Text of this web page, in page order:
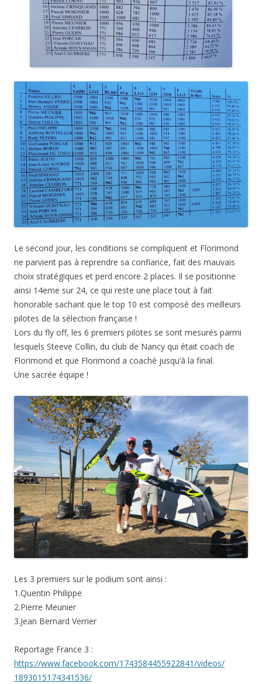
Le second jour, les conditions se compliquent et Florimond
ne parvient pas à reprendre sa confiance, fait des mauvais
choix stratégiques et perd encore 2 places. Il se positionne
ainsi 14eme sur 24, ce qui reste une place tout à fait
honorable sachant que le top 10 est composé des meilleurs
pilotes de la sélection française !
Lors du fly off, les 6 premiers pilotes se sont mesurés parmi
lesquels Steeve Collin, du club de Nancy qui était coach de
Florimond et que Florimond a coaché jusqu’à la final.
Une sacrée équipe !
Les 3 premiers sur le podium sont ainsi :
1.Quentin Philippe
2.Pierre Meunier
3.Jean Bernard Verrier
Reportage France 3 :
https://www.facebook.com/1743584455922841/videos/
1893015174341536/